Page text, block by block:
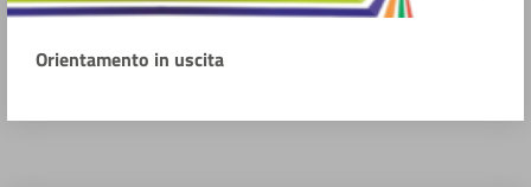
Orientamento in uscita